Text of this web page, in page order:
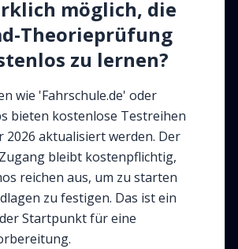
möglich, die
Theorieprüfung
zu lernen?
wie 'Fahrschule.de' oder
bieten kostenlose Testreihen
2026 aktualisiert werden. Der
bleibt kostenpflichtig,
reichen aus, um zu starten
zu festigen. Das ist ein
Startpunkt für eine